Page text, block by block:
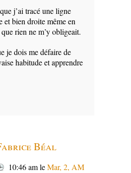
j’ai tracé une ligne
et bien droite même en
rien ne m’y obligeait.
je dois me défaire de
habitude et apprendre
Béal
10:46 amleMar, 2, AM